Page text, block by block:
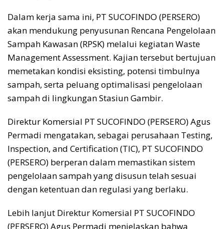
Dalam kerja sama ini, PT SUCOFINDO (PERSERO)
akan mendukung penyusunan Rencana Pengelolaan
Sampah Kawasan (RPSK) melalui kegiatan Waste
Management Assessment. Kajian tersebut bertujuan
memetakan kondisi eksisting, potensi timbulnya
sampah, serta peluang optimalisasi pengelolaan
sampah di lingkungan Stasiun Gambir.
Direktur Komersial PT SUCOFINDO (PERSERO) Agus
Permadi mengatakan, sebagai perusahaan Testing,
Inspection, and Certification (TIC), PT SUCOFINDO
(PERSERO) berperan dalam memastikan sistem
pengelolaan sampah yang disusun telah sesuai
dengan ketentuan dan regulasi yang berlaku.
Lebih lanjut Direktur Komersial PT SUCOFINDO
(PERSERO) Agus Permadi menjelaskan bahwa